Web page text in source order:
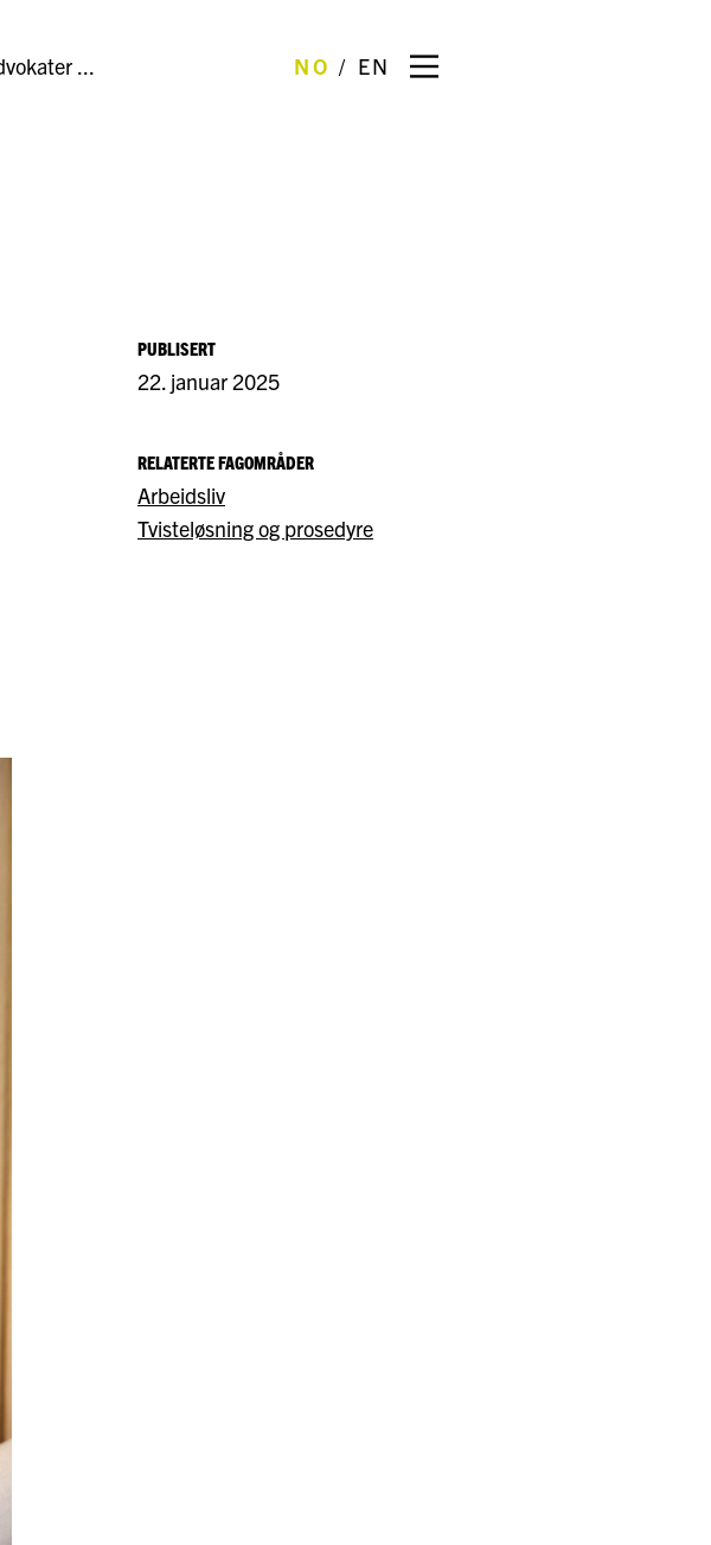
NO EN
PUBLISERT
22. januar 2025
RELATERTE FAGOMRÅDER
Arbeidsliv
Tvisteløsning og prosedyre